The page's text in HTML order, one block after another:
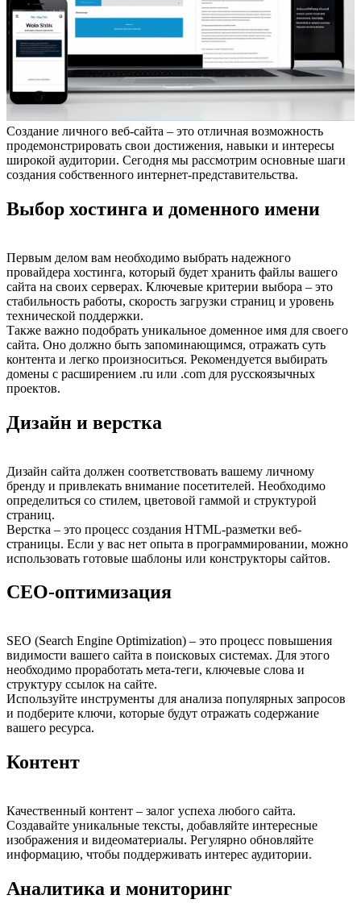
Создание личного веб-сайта – это отличная возможность
продемонстрировать свои достижения, навыки и интересы
широкой аудитории. Сегодня мы рассмотрим основные шаги
создания собственного интернет-представительства.
Выбор хостинга и доменного имени
Первым делом вам необходимо выбрать надежного
провайдера хостинга, который будет хранить файлы вашего
сайта на своих серверах. Ключевые критерии выбора – это
стабильность работы, скорость загрузки страниц и уровень
технической поддержки.
Также важно подобрать уникальное доменное имя для своего
сайта. Оно должно быть запоминающимся, отражать суть
контента и легко произноситься. Рекомендуется выбирать
домены с расширением .ru или .com для русскоязычных
проектов.
Дизайн и верстка
Дизайн сайта должен соответствовать вашему личному
бренду и привлекать внимание посетителей. Необходимо
определиться со стилем, цветовой гаммой и структурой
страниц.
Верстка – это процесс создания HTML-разметки веб-
страницы. Если у вас нет опыта в программировании, можно
использовать готовые шаблоны или конструкторы сайтов.
СЕО-оптимизация
SEO (Search Engine Optimization) – это процесс повышения
видимости вашего сайта в поисковых системах. Для этого
необходимо проработать мета-теги, ключевые слова и
структуру ссылок на сайте.
Используйте инструменты для анализа популярных запросов
и подберите ключи, которые будут отражать содержание
вашего ресурса.
Контент
Качественный контент – залог успеха любого сайта.
Создавайте уникальные тексты, добавляйте интересные
изображения и видеоматериалы. Регулярно обновляйте
информацию, чтобы поддерживать интерес аудитории.
Аналитика и мониторинг